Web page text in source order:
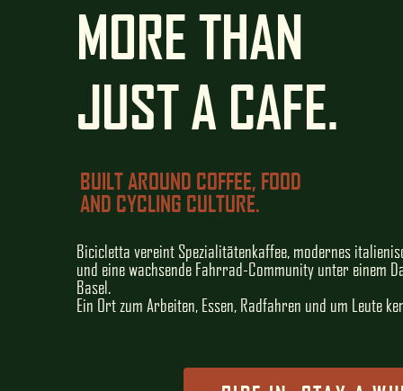
MORE THAN
JUST A CAFE.
BUILT AROUND COFFEE, FOOD
AND CYCLING CULTURE.
Bicicletta vereint Spezialitätenkaffee, modernes
und eine wachsende Fahrrad-Community unter einem
Basel.
Ein Ort zum Arbeiten, Essen, Radfahren und um Leute